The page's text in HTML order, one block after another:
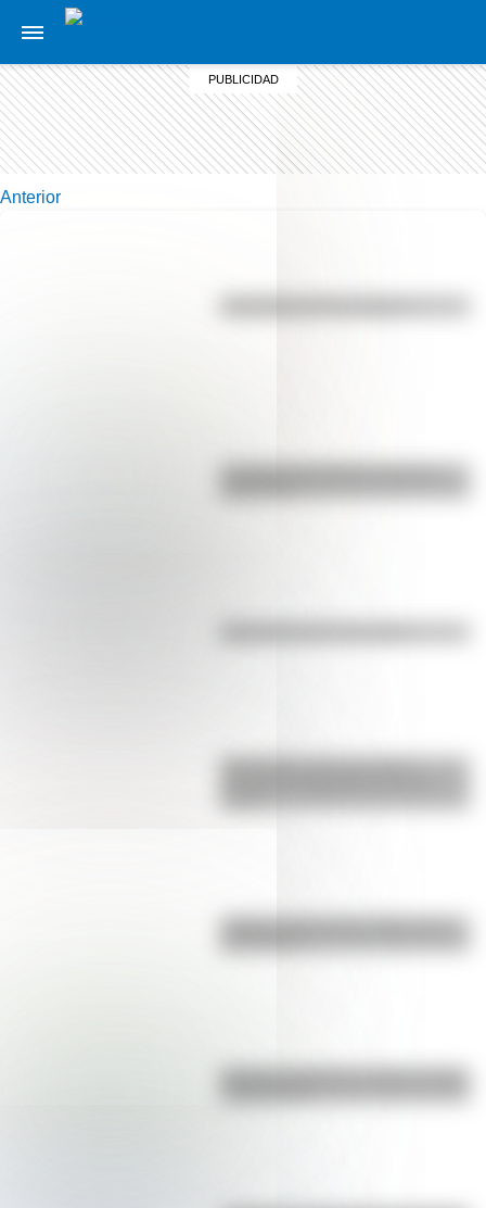
Anterior
Efemérides: tres cosas que
¿Sabías cómo fue la infancia de
Bandera de Bolivia: historia, origen